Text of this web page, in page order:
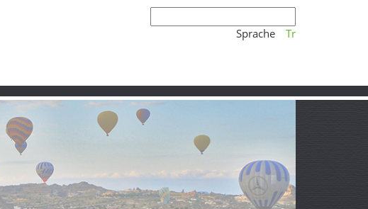
Sprache Tr